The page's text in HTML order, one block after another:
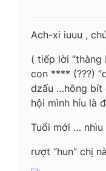
Ach-xi iuuu ,
( tiếp lời “thàng
con **** (???)
dzấu …hông bít
hội mình hỉu là
Tuổi mới …
rượt “hun” chị